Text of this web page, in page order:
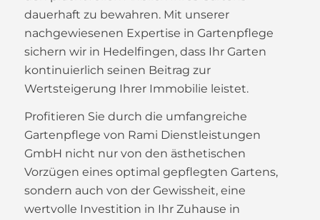
dauerhaft zu bewahren. Mit unserer
nachgewiesenen Expertise in Gartenpflege
sichern wir in Hedelfingen, dass Ihr Garten
kontinuierlich seinen Beitrag zur
Wertsteigerung Ihrer Immobilie leistet.
Profitieren Sie durch die umfangreiche
Gartenpflege von Rami Dienstleistungen
GmbH nicht nur von den ästhetischen
Vorzügen eines optimal gepflegten Gartens,
sondern auch von der Gewissheit, eine
wertvolle Investition in Ihr Zuhause in